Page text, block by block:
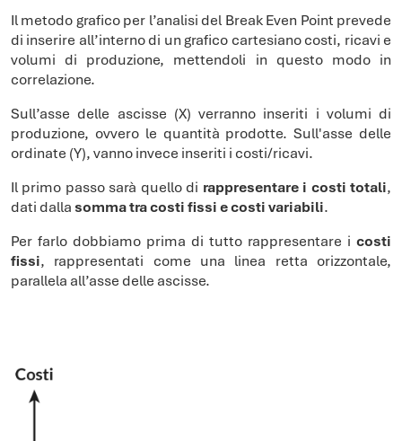
Il metodo grafico per l’analisi del Break Even Point prevede
di inserire all’interno di un grafico cartesiano costi, ricavi e
volumi di produzione, mettendoli in questo modo in
correlazione.
Sull’asse delle ascisse (X) verranno inseriti i volumi di
produzione, ovvero le quantità prodotte. Sull'asse delle
ordinate (Y), vanno invece inseriti i costi/ricavi.
Il primo passo sarà quello di rappresentare i costi totali,
dati dalla somma tra costi fissi e costi variabili.
Per farlo dobbiamo prima di tutto rappresentare i costi
fissi, rappresentati come una linea retta orizzontale,
parallela all’asse delle ascisse.